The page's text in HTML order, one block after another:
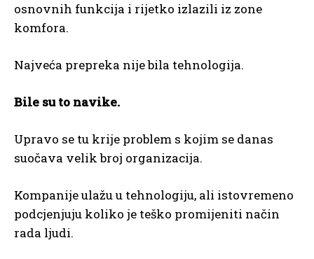
osnovnih funkcija i rijetko izlazili iz zone
komfora.
Najveća prepreka nije bila tehnologija.
Bile su to navike.
Upravo se tu krije problem s kojim se danas
suočava velik broj organizacija.
Kompanije ulažu u tehnologiju, ali istovremeno
podcjenjuju koliko je teško promijeniti način
rada ljudi.